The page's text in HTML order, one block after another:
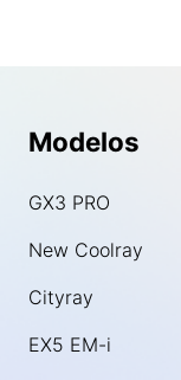
Modelos
GX3 PRO
New Coolray
Cityray
EX5 EM-i